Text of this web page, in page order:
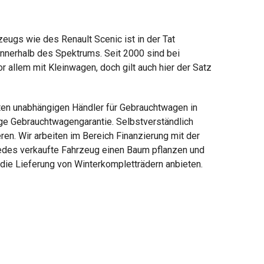
wie des Renault Scenic ist in der Tat
des Spektrums. Seit 2000 sind bei
allem mit Kleinwagen, doch gilt auch hier der Satz
unabhängigen Händler für Gebrauchtwagen in
Gebrauchtwagengarantie. Selbstverständlich
Wir arbeiten im Bereich Finanzierung mit der
verkaufte Fahrzeug einen Baum pflanzen und
Lieferung von Winterkompletträdern anbieten.